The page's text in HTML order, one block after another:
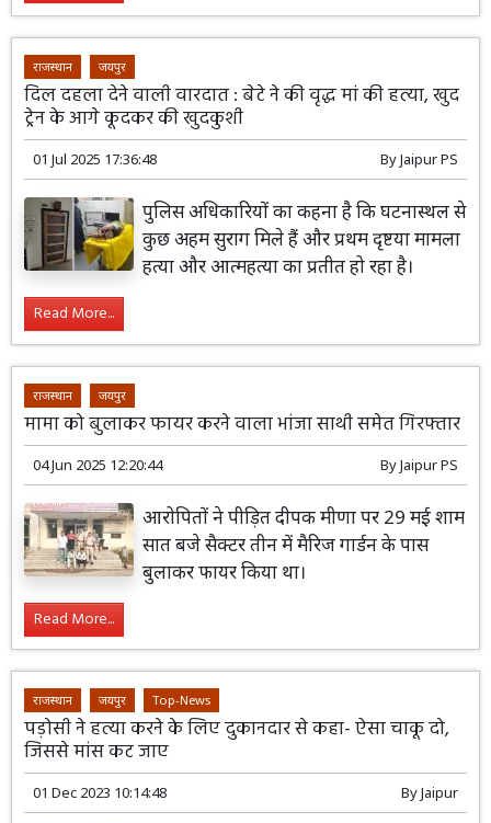
राजस्थान जयपुर
दिल दहला देने वाली वारदात : बेटे ने की वृद्ध मां की हत्या, खुद
ट्रेन के आगे कूदकर की खुदकुशी
01 Jul 2025 17:36:48 ByJaipur PS
पुलिस अधिकारियों का कहना है कि घटनास्थल से
कुछ अहम सुराग मिले हैं और प्रथम दृष्टया मामला
हत्या और आत्महत्या का प्रतीत हो रहा है।
Read More...
राजस्थान जयपुर
मामा को बुलाकर फायर करने वाला भांजा साथी समेत गिरफ्तार
04 Jun 2025 12:20:44 ByJaipur PS
आरोपितों ने पीड़ित दीपक मीणा पर 29 मई शाम
सात बजे सैक्टर तीन में मैरिज गार्डन के पास
बुलाकर फायर किया था।
Read More...
राजस्थान जयपुर Top-News
पड़ोसी ने हत्या करने के लिए दुकानदार से कहा- ऐसा चाकू दो,
जिससे मांस कट जाए
01 Dec 2023 10:14:48 ByJaipur